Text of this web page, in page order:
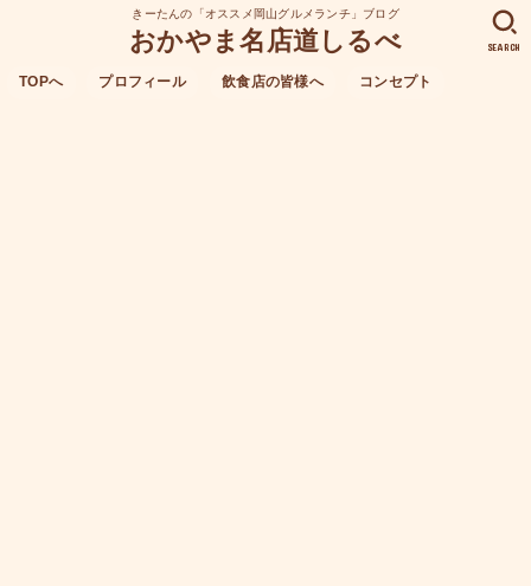
きーたんの「オススメ岡山グルメランチ」ブログ
おかやま名店道しるべ
TOPへ プロフィール 飲食店の皆様へ コンセプト
SEARCH